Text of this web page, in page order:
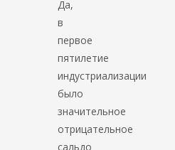
Да,
в
первое
пятилетие
индустриализации
было
значительное
отрицательное
сальдо